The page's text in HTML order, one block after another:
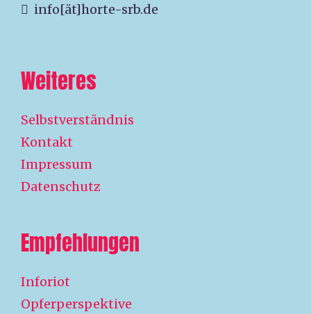
info[ät]horte-srb.de
Weiteres
Selbstverständnis
Kontakt
Impressum
Datenschutz
Empfehlungen
Inforiot
Opferperspektive